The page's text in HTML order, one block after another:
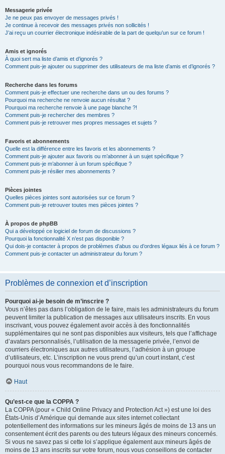
Messagerie privée
Je ne peux pas envoyer de messages privés !
Je continue à recevoir des messages privés non sollicités !
J’ai reçu un courrier électronique indésirable de la part de quelqu’un sur ce forum !
Amis et ignorés
À quoi sert ma liste d’amis et d’ignorés ?
Comment puis-je ajouter ou supprimer des utilisateurs de ma liste d’amis et d’ignorés ?
Recherche dans les forums
Comment puis-je effectuer une recherche dans un ou des forums ?
Pourquoi ma recherche ne renvoie aucun résultat ?
Pourquoi ma recherche renvoie à une page blanche ?!
Comment puis-je rechercher des membres ?
Comment puis-je retrouver mes propres messages et sujets ?
Favoris et abonnements
Quelle est la différence entre les favoris et les abonnements ?
Comment puis-je ajouter aux favoris ou m’abonner à un sujet spécifique ?
Comment puis-je m’abonner à un forum spécifique ?
Comment puis-je résilier mes abonnements ?
Pièces jointes
Quelles pièces jointes sont autorisées sur ce forum ?
Comment puis-je retrouver toutes mes pièces jointes ?
À propos de phpBB
Qui a développé ce logiciel de forum de discussions ?
Pourquoi la fonctionnalité X n’est pas disponible ?
Qui dois-je contacter à propos de problèmes d’abus ou d’ordres légaux liés à ce forum ?
Comment puis-je contacter un administrateur du forum ?
Problèmes de connexion et d’inscription
Pourquoi ai-je besoin de m’inscrire ?
Vous n’êtes pas dans l’obligation de le faire, mais les administrateurs du forum
peuvent limiter la publication de messages aux utilisateurs inscrits. En vous
inscrivant, vous pouvez également avoir accès à des fonctionnalités
supplémentaires qui ne sont pas disponibles aux visiteurs, tels que l’affichage
d’avatars personnalisés, l’utilisation de la messagerie privée, l’envoi de
courriers électroniques aux autres utilisateurs, l’adhésion à un groupe
d’utilisateurs, etc. L’inscription ne vous prend qu’un court instant, c’est
pourquoi nous vous recommandons de le faire.
Haut
Qu’est-ce que la COPPA ?
La COPPA (pour « Child Online Privacy and Protection Act ») est une loi des
États-Unis d’Amérique qui demande aux sites internet collectant
potentiellement des informations sur les mineurs âgés de moins de 13 ans un
consentement écrit des parents ou des tuteurs légaux des mineurs concernés.
Si vous ne savez pas si cette loi s’applique également aux mineurs âgés de
moins de 13 ans inscrits sur votre forum, nous vous conseillons de contacter